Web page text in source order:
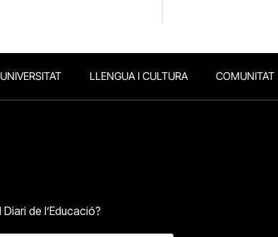
UNIVERSITAT LLENGUA I CULTURA COMUNITAT